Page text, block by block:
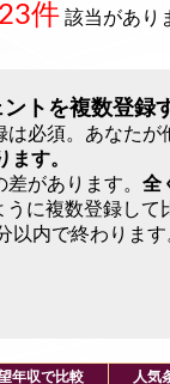
23件 該当があり
トを複数登録
必須。あなたが
す。
があります。 全
に複数登録して
内で終わりま
年収で比較 人気